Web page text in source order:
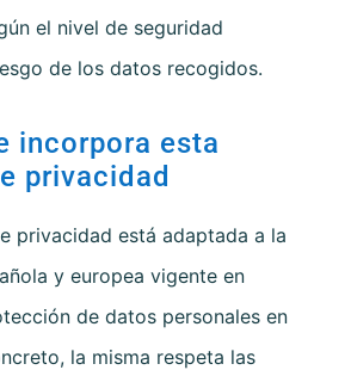
el nivel de seguridad
de los datos recogidos.
incorpora esta
privacidad
privacidad está adaptada a la
y europea vigente en
de datos personales en
la misma respeta las